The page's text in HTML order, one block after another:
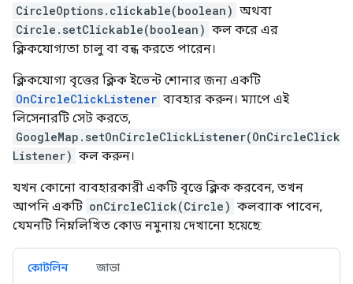
CircleOptions.clickable(boolean) অথবা
Circle.setClickable(boolean) কল করে এর
ক্লিকযোগ্যতা চালু বা বন্ধ করতে পারেন।
ক্লিকযোগ্য বৃত্তের ক্লিক ইভেন্ট শোনার জন্য একটি
OnCircleClickListener ব্যবহার করুন। ম্যাপে এই
লিসেনারটি সেট করতে,
GoogleMap.setOnCircleClickListener(OnCircleClick
Listener) কল করুন।
যখন কোনো ব্যবহারকারী একটি বৃত্তে ক্লিক করবেন, তখন
আপনি একটি onCircleClick(Circle) কলব্যাক পাবেন,
যেমনটি নিম্নলিখিত কোড নমুনায় দেখানো হয়েছে:
কোটলিন জাভা